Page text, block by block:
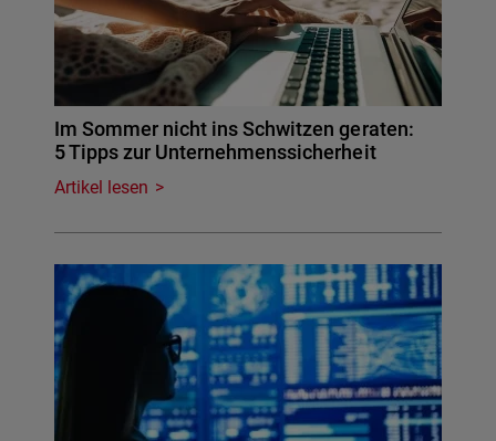
Im Sommer nicht ins Schwitzen geraten:
5 Tipps zur Unternehmenssicherheit
Artikel lesen